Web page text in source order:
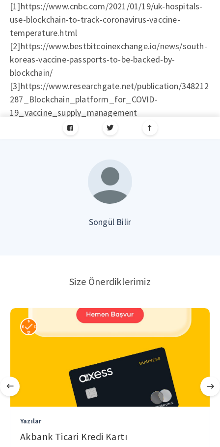
[1]https://www.cnbc.com/2021/01/19/uk-hospitals-
use-blockchain-to-track-coronavirus-vaccine-
temperature.html
[2]https://www.bestbitcoinexchange.io/news/south-
koreas-vaccine-passports-to-be-backed-by-
blockchain/
[3]https://www.researchgate.net/publication/348212
287_Blockchain_platform_for_COVID-
19_vaccine_supply_management
Songül Bilir
Size Önerdiklerimiz
Yazılar
Akbank Ticari Kredi Kartı